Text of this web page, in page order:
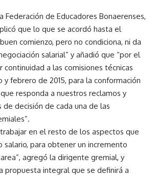
Federación de Educadores Bonaerenses,
que lo que se acordó hasta el
comienzo, pero no condiciona, ni da
salarial” y añadió que “por el
continuidad a las comisiones técnicas
y febrero de 2015, para la conformación
responda a nuestros reclamos y
decisión de cada una de las
en el resto de los aspectos que
salario, para obtener un incremento
agregó la dirigente gremial, y
propuesta integral que se definirá a